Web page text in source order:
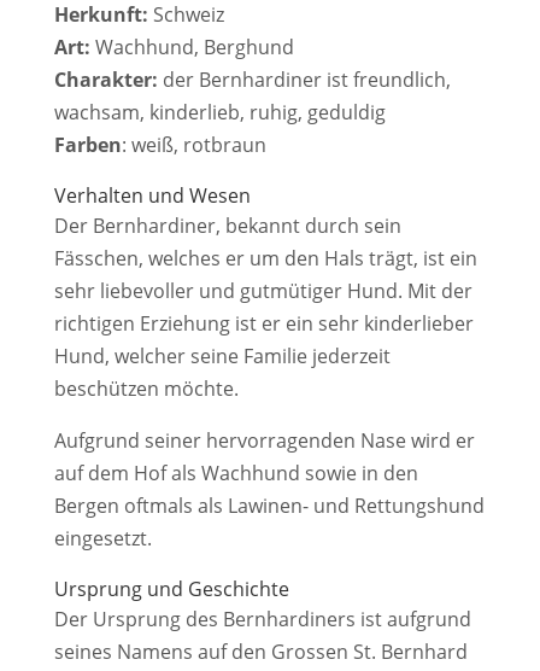
Herkunft: Schweiz
Art: Wachhund, Berghund
Charakter: der Bernhardiner ist freundlich,
wachsam, kinderlieb, ruhig, geduldig
Farben: weiß, rotbraun
Verhalten und Wesen
Der Bernhardiner, bekannt durch sein
Fässchen, welches er um den Hals trägt, ist ein
sehr liebevoller und gutmütiger Hund. Mit der
richtigen Erziehung ist er ein sehr kinderlieber
Hund, welcher seine Familie jederzeit
beschützen möchte.
Aufgrund seiner hervorragenden Nase wird er
auf dem Hof als Wachhund sowie in den
Bergen oftmals als Lawinen- und Rettungshund
eingesetzt.
Ursprung und Geschichte
Der Ursprung des Bernhardiners ist aufgrund
seines Namens auf den Grossen St. Bernhard